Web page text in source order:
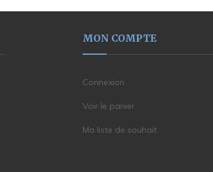
MON COMPTE
Connexion
Voir le panier
Ma liste de souhait